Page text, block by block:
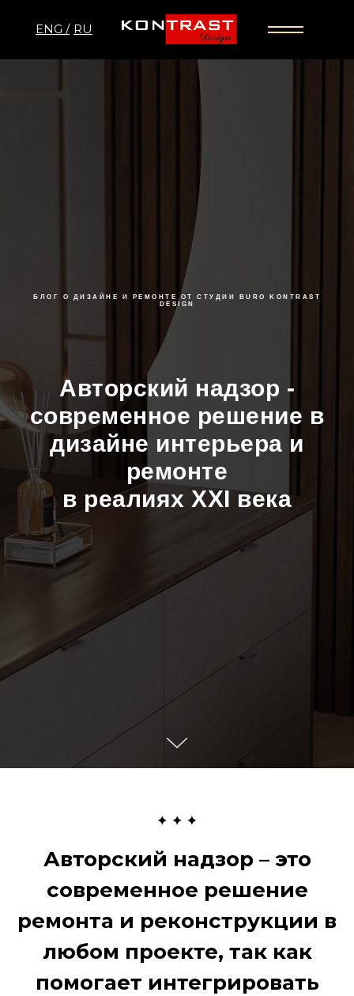
ENG / RU
БЛОГ О ДИЗАЙНЕ И РЕМОНТЕ ОТ СТУДИИ BURO KONTRAST
DESIGN
Авторский надзор -
современное решение в
дизайне интерьера и
ремонте
в реалиях XXI века
Авторский надзор – это
современное решение
ремонта и реконструкции в
любом проекте, так как
помогает интегрировать